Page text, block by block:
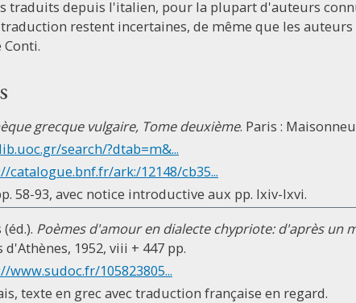
traduits depuis l'italien, pour la plupart d'auteurs
restent incertaines, de même que les auteurs
grecque vulgaire, Tome deuxième. Paris :
search/?dtab=m&...
catalogue.bnf.fr/ark:/12148/cb35...
58-93, avec notice introductive aux pp. lxiv-lxvi.
Poèmes d'amour en dialecte chypriote: d'après un
1952, viii + 447 pp.
www.sudoc.fr/105823805...
texte en grec avec traduction française en regard.